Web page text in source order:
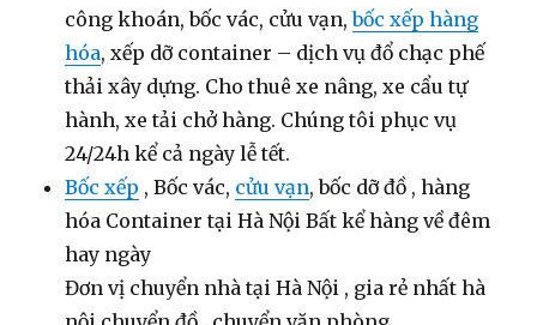
công khoán, bốc vác, cửu vạn,bốc xếp hàng
hóa, xếp dỡ container – dịch vụ đổ chạc phế
thải xây dựng. Cho thuê xe nâng, xe cẩu tự
hành, xe tải chở hàng. Chúng tôi phục vụ
24/24h kể cả ngày lễ tết.
Bốc xếp , Bốc vác, cửu vạn, bốc dỡ đồ , hàng
hóa Container tại Hà Nội Bất kể hàng về đêm
hay ngày
Đơn vị chuyển nhà tại Hà Nội , gia rẻ nhất hà